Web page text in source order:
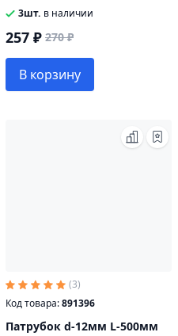
3шт. в наличии
257 ₽ 270 ₽
В корзину
(3)
Код товара:891396
Патрубок d-12мм L-500мм